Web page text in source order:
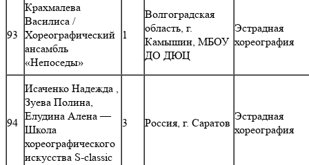
93
Крахмалева
Василиса /
Хореографический
ансамбль
«Непоседы»
1
Волгоградская
область, г.
Камышин, МБОУ
ДО ДЮЦ
Эстрадная
хореография
94
Исаченко Надежда ,
Зуева Полина,
Елудина Алена —
Школа
хореографического
искусства S-classic
3 Россия, г. Саратов
Эстрадная
хореография